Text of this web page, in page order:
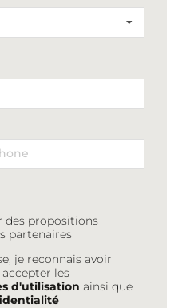
des propositions
partenaires
je reconnais avoir
les
d'utilisation ainsi que